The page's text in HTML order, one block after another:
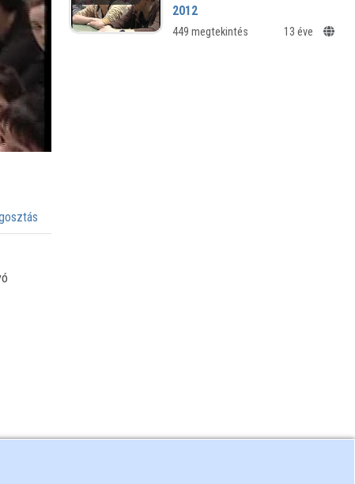
2012
449 megtekintés 13 éve